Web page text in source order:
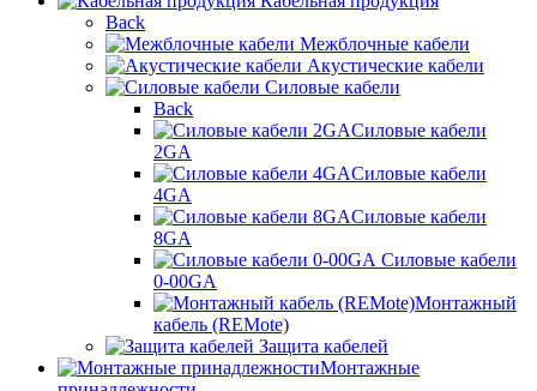
Back
Межблочные кабели
Акустические кабели
Силовые кабели
Back
Силовые кабели
2GA
Силовые кабели
4GA
Силовые кабели
8GA
Силовые кабели
0-00GA
Монтажный
кабель (REMote)
Защита кабелей
Монтажные